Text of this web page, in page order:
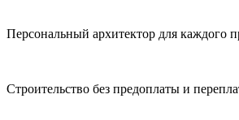
Персональный архитектор для каждого
Строительство без предоплаты и